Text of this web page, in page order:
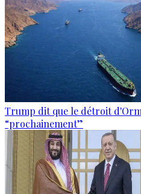
Trump dit que le détroit
“prochainement”